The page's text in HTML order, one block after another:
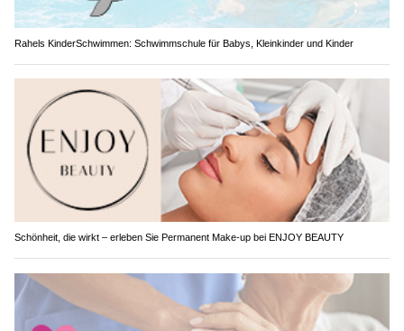
Rahels KinderSchwimmen: Schwimmschule für Babys, Kleinkinder und Kinder
Schönheit, die wirkt – erleben Sie Permanent Make-up bei ENJOY BEAUTY